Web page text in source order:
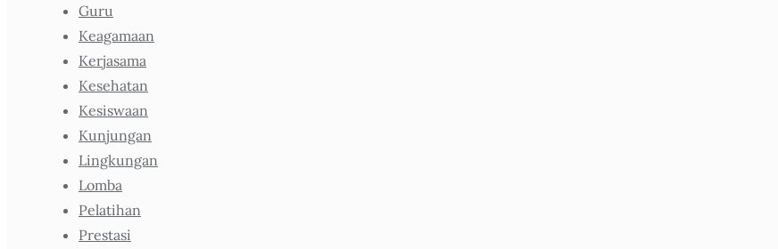
Guru
Keagamaan
Kerjasama
Kesehatan
Kesiswaan
Kunjungan
Lingkungan
Lomba
Pelatihan
Prestasi